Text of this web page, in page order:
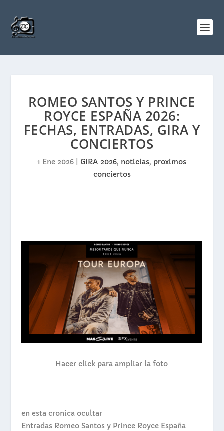
ROMEO SANTOS Y PRINCE
ROYCE ESPAÑA 2026:
FECHAS, ENTRADAS, GIRA Y
CONCIERTOS
1 Ene 2026 GIRA 2026, noticias, proximos
conciertos
Hacer click para ampliar la foto
en esta cronica ocultar
Entradas Romeo Santos y Prince Royce España